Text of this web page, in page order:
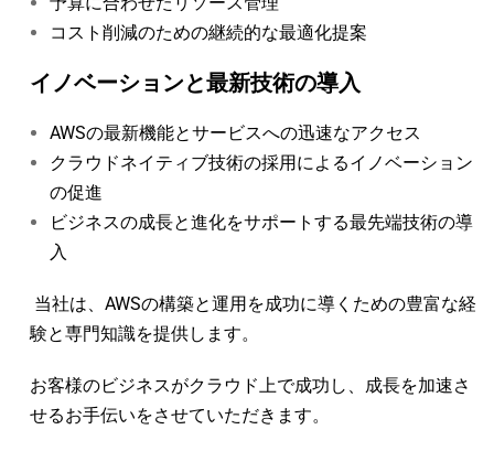
コスト削減のための継続的な最適化提案
イノベーションと最新技術の導入
AWSの最新機能とサービスへの迅速なアクセス
クラウドネイティブ技術の採用によるイノベーション
の促進
ビジネスの成長と進化をサポートする最先端技術の導
入
当社は、AWSの構築と運用を成功に導くための豊富な経
験と専門知識を提供します。
お客様のビジネスがクラウド上で成功し、成長を加速さ
せるお手伝いをさせていただきます。